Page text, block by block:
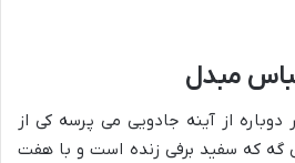
مبدل
از آینه جادویی می پرسه کی از
گه که سفید برفی زنده است و با هفت